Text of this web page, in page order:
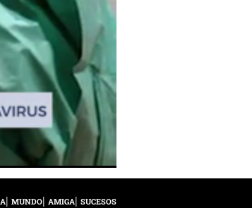
MUNDO AMIGA SUCESOS